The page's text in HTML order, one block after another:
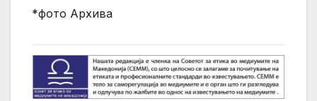
*фото Архива